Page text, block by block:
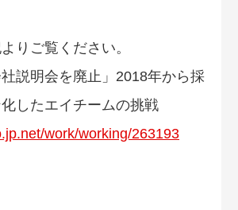
りご覧ください。
社説明会を廃止」2018年から採
したエイチームの挑戦
work/working/263193